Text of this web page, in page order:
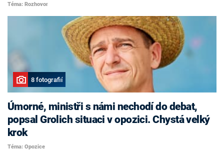
Téma: Rozhovor
8 fotografií
Úmorné, ministři s námi nechodí do debat,
popsal Grolich situaci v opozici. Chystá velký
krok
Téma: Opozice